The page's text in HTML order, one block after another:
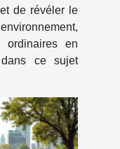
de révéler le
ordinaires en
dans ce sujet